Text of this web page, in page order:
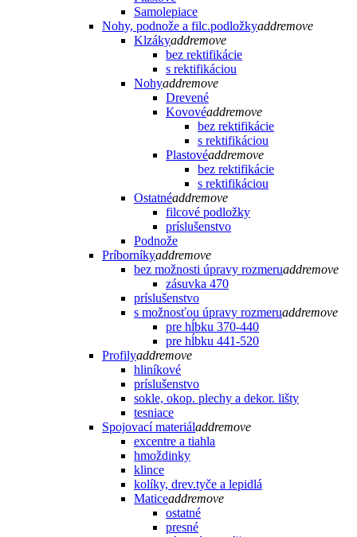
Samolepiace
Nohy, podnože a filc.podložkyaddremove
Klzákyaddremove
bez rektifikácie
s rektifikáciou
Nohyaddremove
Drevené
Kovovéaddremove
bez rektifikácie
s rektifikáciou
Plastovéaddremove
bez rektifikácie
s rektifikáciou
Ostatnéaddremove
filcové podložky
príslušenstvo
Podnože
Príborníkyaddremove
bez možnosti úpravy rozmeruaddremove
zásuvka 470
príslušenstvo
s možnosťou úpravy rozmeruaddremove
pre hĺbku 370-440
pre hĺbku 441-520
Profilyaddremove
hliníkové
príslušenstvo
sokle, okop. plechy a dekor. lišty
tesniace
Spojovací materiáladdremove
excentre a tiahla
hmoždinky
klince
kolíky, drev.tyče a lepidlá
Maticeaddremove
ostatné
presné